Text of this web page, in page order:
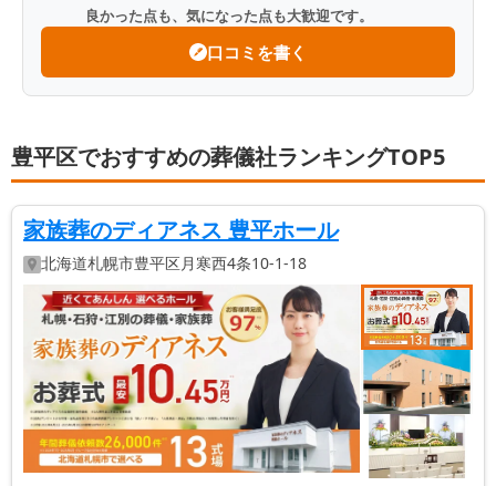
良かった点も、気になった点も大歓迎です。
口コミを書く
豊平区でおすすめの葬儀社ランキングTOP5
家族葬のディアネス 豊平ホール
北海道札幌市豊平区月寒西4条10-1-18